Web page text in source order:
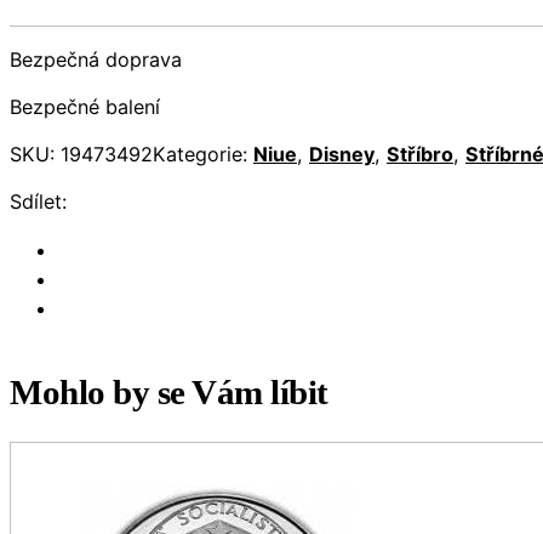
Bezpečná doprava
Bezpečné balení
SKU: 19473492Kategorie: Niue, Disney, Stříbro,
Sdílet:
Mohlo by se Vám líbit